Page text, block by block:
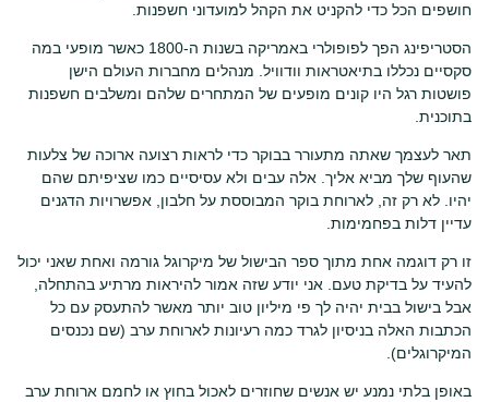
חושפים הכל כדי להקניט את הקהל למועדוני חשפנות.
הסטריפינג הפך לפופולרי באמריקה בשנות ה-1800 כאשר מופעי במה
סקסיים נכללו בתיאטראות וודוויל. מנהלים מחברות העולם הישן
פושטות רגל היו קונים מופעים של המתחרים שלהם ומשלבים חשפנות
בתוכנית.
תאר לעצמך שאתה מתעורר בבוקר כדי לראות רצועה ארוכה של צלעות
שהעוף שלך מביא אליך. אלה עבים ולא עסיסיים כמו שציפיתם שהם
יהיו. לא רק זה, לארוחת בוקר המבוססת על חלבון, אפשרויות הדגנים
עדיין דלות בפחמימות.
זו רק דוגמה אחת מתוך ספר הבישול של מיקרוגל גורמה ואחת שאני יכול
להעיד על בדיקת טעם. אני יודע שזה אמור להיראות מרתיע בהתחלה,
אבל בישול בבית יהיה לך פי מיליון טוב יותר מאשר להתעסק עם כל
הכתבות האלה בניסיון לגרד כמה רעיונות לארוחת ערב (שם נכנסים
המיקרוגלים).
באופן בלתי נמנע יש אנשים שחוזרים לאכול בחוץ או לחמם ארוחת ערב